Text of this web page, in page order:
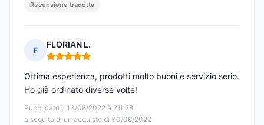
Recensione tradotta
F
FLORIAN L.
Nota: 5 su 5
Pubblicato il 13/08/2022 à 21h28
a seguito di un acquisto di 30/06/2022
Ottima esperienza, prodotti molto buoni e servizio serio.
Ho già ordinato diverse volte!